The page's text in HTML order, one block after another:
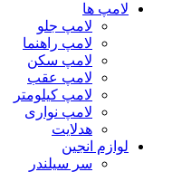
لامپ ها
لامپ جلو
لامپ راهنما
لامپ سکن
لامپ عقب
لامپ کیلومتر
لامپ نواری
هدلایت
لوازم انجین
سر سیلندر